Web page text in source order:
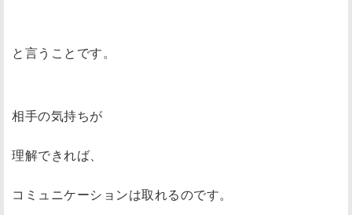
と言うことです。
相手の気持ちが
理解できれば、
コミュニケーションは取れるのです。